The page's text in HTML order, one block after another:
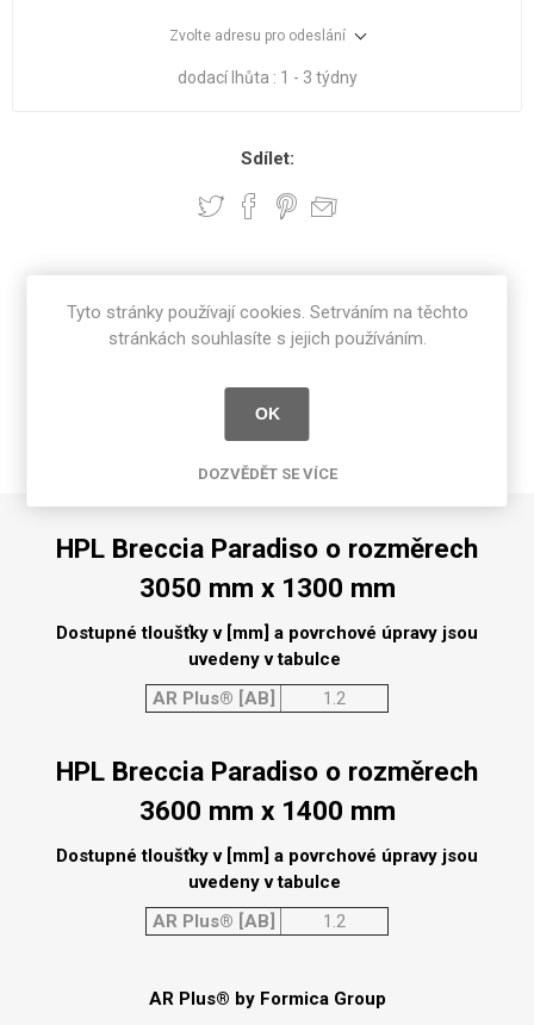
Zvolte adresu pro odeslání
dodací lhůta : 1 - 3 týdny
Sdílet:
SPECIFIKACE PRODUKTU
RECENZE
NAPIŠTE NÁM
HPL Breccia Paradiso o rozměrech
3050 mm x 1300 mm
Dostupné tloušťky v [mm] a povrchové úpravy jsou
uvedeny v tabulce
AR Plus® [AB]
1.2
HPL Breccia Paradiso o rozměrech
3600 mm x 1400 mm
Dostupné tloušťky v [mm] a povrchové úpravy jsou
uvedeny v tabulce
AR Plus® [AB]
1.2
AR Plus® by Formica Group
Tyto stránky používají cookies. Setrváním na těchto
stránkách souhlasíte s jejich používáním.
OK
DOZVĚDĚT SE VÍCE